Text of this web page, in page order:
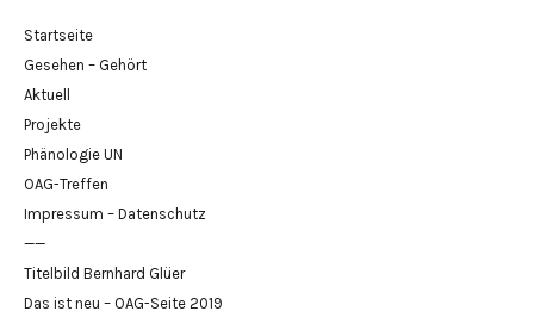
Startseite
Gesehen – Gehört
Aktuell
Projekte
Phänologie UN
OAG-Treffen
Impressum – Datenschutz
——
Titelbild Bernhard Glüer
Das ist neu – OAG-Seite 2019